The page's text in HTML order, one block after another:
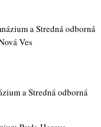
a Stredná odborná
Ves
a Stredná odborná